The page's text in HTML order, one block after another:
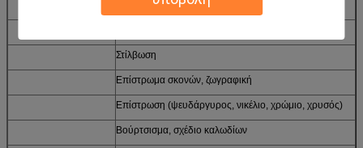
οξείδωση σκληρά
Στίλβωση
Επίστρωμα σκονών, ζωγραφική
Επίστρωση (ψευδάργυρος, νικέλιο, χρώμιο, χρυσός)
Βούρτσισμα, σχέδιο καλωδίων